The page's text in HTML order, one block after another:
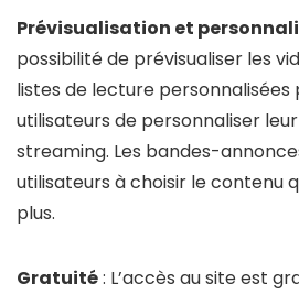
Prévisualisation et
possibilité de prévisualiser les
listes de lecture personnalisées
utilisateurs de personnaliser
streaming. Les bandes-
utilisateurs à choisir le contenu
plus.
Gratuité: L’accès au site est